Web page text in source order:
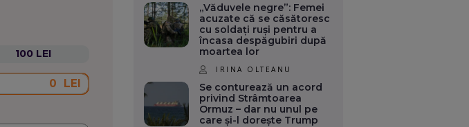
100 LEI
LEI
„Văduvele negre”: Femei
acuzate că se căsătoresc
cu soldați ruși pentru a
încasa despăgubiri după
moartea lor
IRINA OLTEANU
Se conturează un acord
privind Strâmtoarea
Ormuz – dar nu unul pe
care și-l dorește Trump